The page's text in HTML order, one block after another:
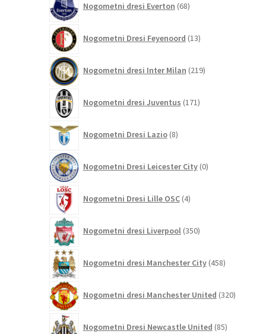
Nogometni dresi Everton 68izdelkov
Nogometni Dresi Feyenoord 13izdelkov
Nogometni dresi Inter Milan 219izdelkov
Nogometni dresi Juventus 171izdelkov
Nogometni Dresi Lazio 8izdelkov
Nogometni Dresi Leicester City 0izdelkov
Nogometni Dresi Lille OSC 4izdelki
Nogometni dresi Liverpool 350izdelkov
Nogometni dresi Manchester City 458izdelkov
Nogometni dresi Manchester United 320izdelkov
Nogometni Dresi Newcastle United 85